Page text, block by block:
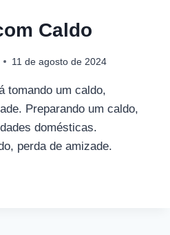
Caldo
11 de agosto de 2024
tomando um caldo,
Preparando um caldo,
domésticas.
perda de amizade.